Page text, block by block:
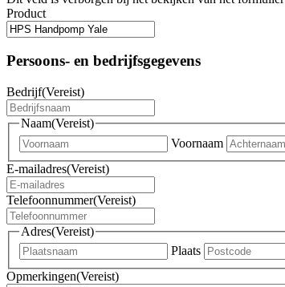
Product
Persoons- en bedrijfsgegevens
Bedrijf(Vereist)
Naam(Vereist)
Voornaam
E-mailadres(Vereist)
Telefoonnummer(Vereist)
Adres(Vereist)
Plaats
Opmerkingen(Vereist)